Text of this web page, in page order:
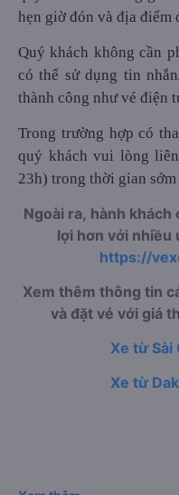
hẹn giờ đón và địa điểm
Quý khách không cần
có thể sử dụng tin
thành công như vé điện
Trong trường hợp có
quý khách vui lòng
23h) trong thời gian
Ngoài ra, hành
lợi hơn với nhiều
https://
Xem thêm thông tin
và đặt vé với giá
Xe từ Sài
Xe từ